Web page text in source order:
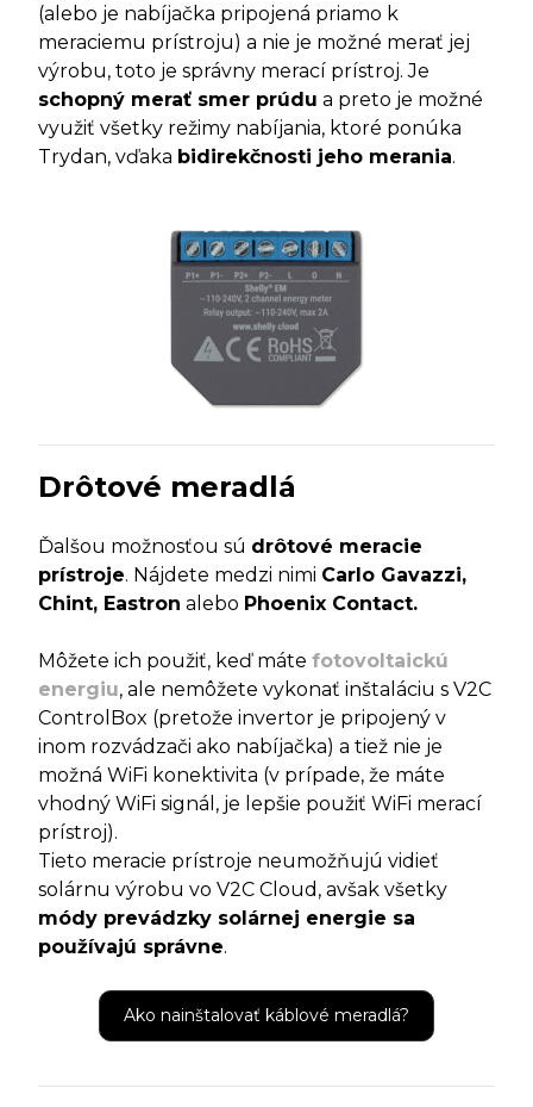
(alebo je nabíjačka pripojená priamo k
meraciemu prístroju) a nie je možné merať jej
výrobu, toto je správny merací prístroj. Je
schopný merať smer prúdu a preto je možné
využiť všetky režimy nabíjania, ktoré ponúka
Trydan, vďaka bidirekčnosti jeho merania.
Drôtové meradlá
Ďalšou možnosťou sú drôtové meracie
prístroje. Nájdete medzi nimi Carlo Gavazzi,
Chint, Eastron alebo Phoenix Contact.
Môžete ich použiť, keď máte fotovoltaickú
energiu, ale nemôžete vykonať inštaláciu s V2C
ControlBox (pretože invertor je pripojený v
inom rozvádzači ako nabíjačka) a tiež nie je
možná WiFi konektivita (v prípade, že máte
vhodný WiFi signál, je lepšie použiť WiFi merací
prístroj).
Tieto meracie prístroje neumožňujú vidieť
solárnu výrobu vo V2C Cloud, avšak všetky
módy prevádzky solárnej energie sa
používajú správne.
Ako nainštalovať káblové meradlá?